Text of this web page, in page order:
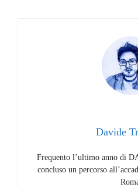
Davide
Frequento l’ultimo anno di
concluso un percorso